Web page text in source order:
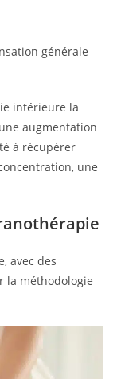
générale
intérieure la
augmentation
à récupérer
une
avec des
la méthodologie